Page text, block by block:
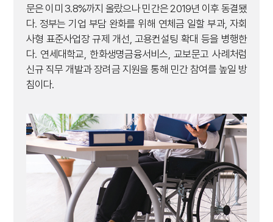
문은 이미 3.8%까지 올랐으나 민간은 2019년 이후 동결됐
다. 정부는 기업 부담 완화를 위해 연체금 일할 부과, 자회
사형 표준사업장 규제 개선, 고용컨설팅 확대 등을 병행한
다. 연세대학교, 한화생명금융서비스, 교보문고 사례처럼
신규 직무 개발과 장려금 지원을 통해 민간 참여를 높일 방
침이다.